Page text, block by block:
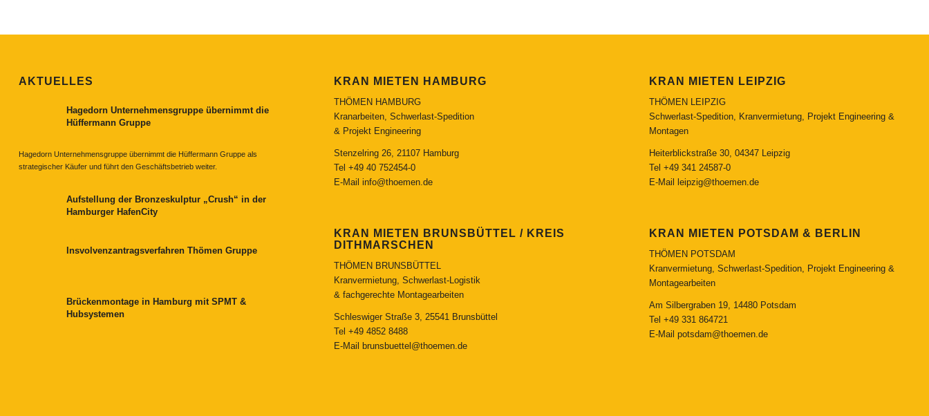
AKTUELLES
Hagedorn Unternehmensgruppe übernimmt die
Hüffermann Gruppe
Hagedorn Unternehmensgruppe übernimmt die Hüffermann Gruppe als
strategischer Käufer und führt den Geschäftsbetrieb weiter.
Aufstellung der Bronzeskulptur „Crush“ in der
Hamburger HafenCity
Insvolvenzantragsverfahren Thömen Gruppe
Brückenmontage in Hamburg mit SPMT &
Hubsystemen
KRAN MIETEN HAMBURG
THÖMEN HAMBURG
Kranarbeiten, Schwerlast-Spedition
& Projekt Engineering
Stenzelring 26, 21107 Hamburg
Tel +49 40 752454-0
E-Mail info@thoemen.de
KRAN MIETEN BRUNSBÜTTEL / KREIS
DITHMARSCHEN
THÖMEN BRUNSBÜTTEL
Kranvermietung, Schwerlast-Logistik
& fachgerechte Montagearbeiten
Schleswiger Straße 3, 25541 Brunsbüttel
Tel +49 4852 8488
E-Mail
brunsbuettel@thoemen.de
KRAN MIETEN LEIPZIG
THÖMEN LEIPZIG
Schwerlast-Spedition, Kranvermietung, Projekt Engineering &
Montagen
Heiterblickstraße 30, 04347 Leipzig
Tel +49 341 24587-0
E-Mail
leipzig@thoemen.de
KRAN MIETEN POTSDAM & BERLIN
THÖMEN POTSDAM
Kranvermietung, Schwerlast-Spedition, Projekt Engineering &
Montagearbeiten
Am Silbergraben 19, 14480 Potsdam
Tel +49 331 864721
E-Mail potsdam@thoemen.de